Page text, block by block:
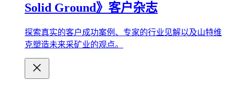
Solid Ground》客户杂志
探索真实的客户成功案例、专家的行业见解以及山特维
克塑造未来采矿业的观点。